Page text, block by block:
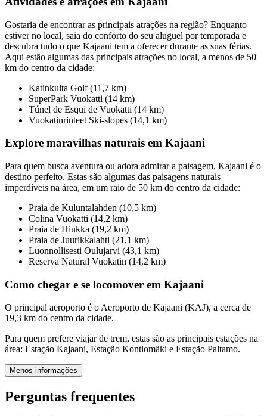
Gostaria de encontrar as principais atrações na região? Enquanto
estiver no local, saia do conforto do seu aluguel por temporada e
descubra tudo o que Kajaani tem a oferecer durante as suas férias.
Aqui estão algumas das principais atrações no local, a menos de 50
km do centro da cidade:
Katinkulta Golf (11,7 km)
SuperPark Vuokatti (14 km)
Túnel de Esqui de Vuokatti (14 km)
Vuokatinrinteet Ski-slopes (14,1 km)
Explore maravilhas naturais em Kajaani
Para quem busca aventura ou adora admirar a paisagem, Kajaani é o
destino perfeito. Estas são algumas das paisagens naturais
imperdíveis na área, em um raio de 50 km do centro da cidade:
Praia de Kuluntalahden (10,5 km)
Colina Vuokatti (14,2 km)
Praia de Hiukka (19,2 km)
Praia de Juurikkalahti (21,1 km)
Luonnollisesti Oulujarvi (43,1 km)
Reserva Natural Vuokatin (14,2 km)
Como chegar e se locomover em Kajaani
O principal aeroporto é o Aeroporto de Kajaani (KAJ), a cerca de
19,3 km do centro da cidade.
Para quem prefere viajar de trem, estas são as principais estações na
área: Estação Kajaani, Estação Kontiomäki e Estação Paltamo.
Menos informações
Perguntas frequentes